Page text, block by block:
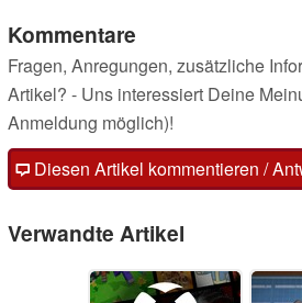
Kommentare
Fragen, Anregungen, zusätzliche
Artikel? - Uns interessiert Deine
Anmeldung möglich)!
Diesen Artikel kommentieren /
Verwandte Artikel